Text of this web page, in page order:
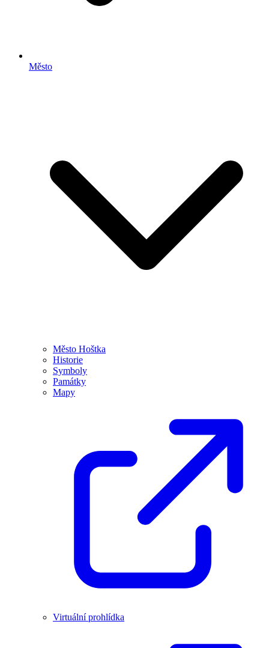
Město
Město Hoštka
Historie
Symboly
Památky
Mapy
Virtuální prohlídka